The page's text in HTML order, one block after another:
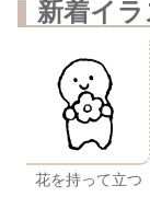
新着イラ
花を持って立つ